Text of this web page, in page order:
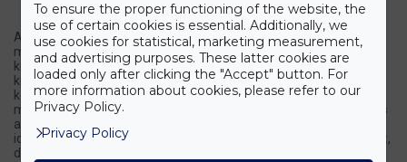
A Thermo Scientific MultidropTM Pico 1 és 8 felületaktívanyag-
mentes digitális adagolók fokozott adagolási pontosságot
kínálnak 11 pl és 10 μl közötti térfogatban bármely well-ben,
kiküszöbölve a kézi hígítás szükségességét, miközben jelentős
költség- és hulladékcsökkentést biztosítanak. A vizsgálati
miniatürizálás lehetővé tételére, a termelékenység növelésére és
az eredmények pontosságának javítására tervezett adagolók
ideálisak számos kis térfogatú alkalmazáshoz, például qPCR-hez,
dózis-válasz görbékhez és gyógyszerek áttekintő vizsgálatához.
To ensure the proper functioning of the website, the
use of certain cookies is essential. Additionally, we
use cookies for statistical, marketing measurement,
and advertising purposes. These latter cookies are
loaded only after clicking the "Accept" button. For
more information about cookies, please refer to our
Privacy Policy.
Privacy Policy